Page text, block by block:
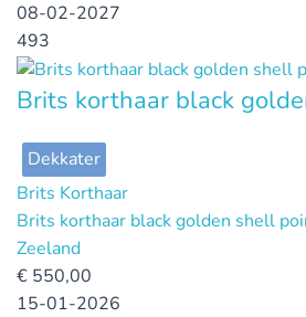
08-02-2027
493
Brits korthaar black
Dekkater
Brits Korthaar
Brits korthaar black golden shell
Zeeland
€ 550,00
15-01-2026